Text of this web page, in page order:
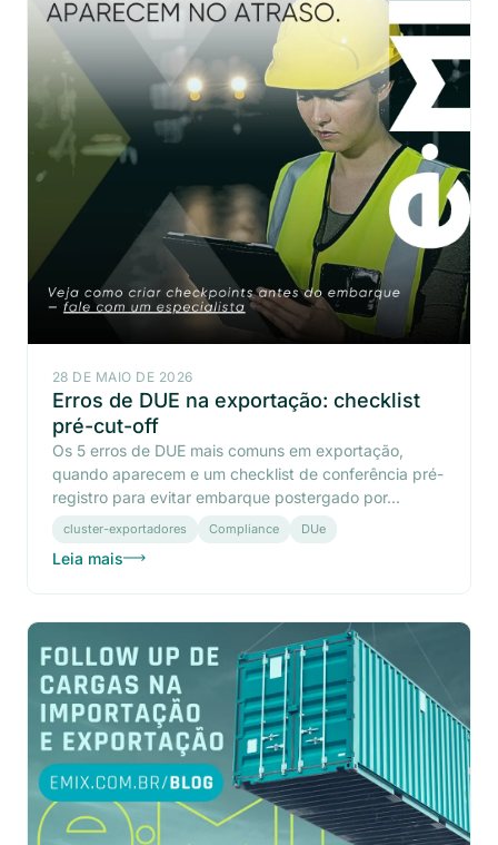
28 DE MAIO DE 2026
Erros de DUE na exportação: checklist
pré-cut-off
Os 5 erros de DUE mais comuns em exportação,
quando aparecem e um checklist de conferência pré-
registro para evitar embarque postergado por...
cluster-exportadores Compliance DUe
Leia mais